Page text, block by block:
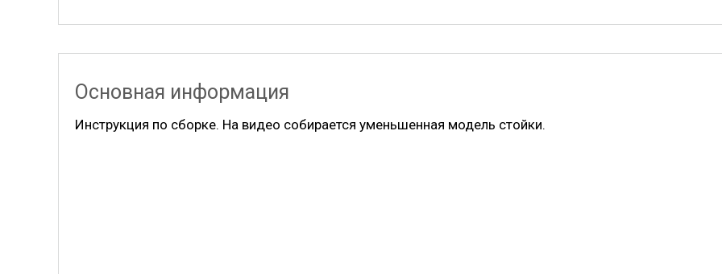
Основная информация
Инструкция по сборке. На видео собирается уменьшенная модель стойки.